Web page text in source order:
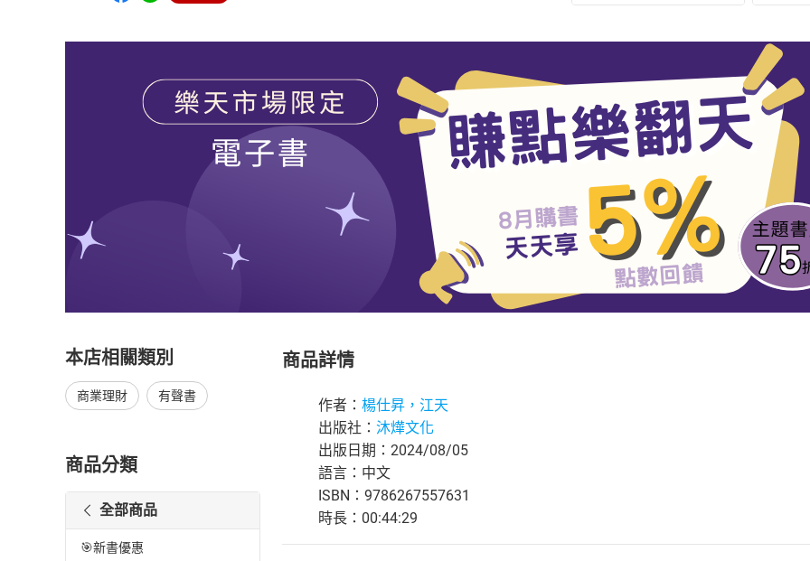
本店相關類別
商業理財 有聲書
商品分類
全部商品
🎯新書優惠
商品詳情
作者： 楊仕昇，江天
出版社： 沐燁文化
出版日期：2024/08/05
語言：中文
ISBN：9786267557631
時長：00:44:29